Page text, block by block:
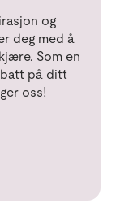
og
deg med å
Som en
på ditt
oss!